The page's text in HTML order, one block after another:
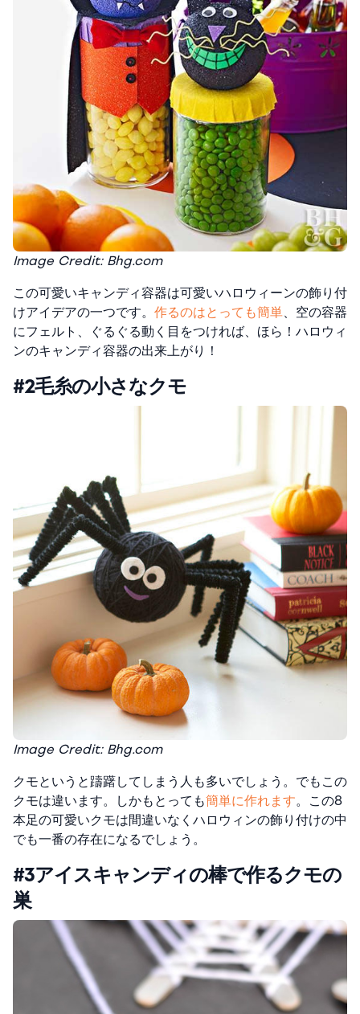
Image Credit: Bhg.com
この可愛いキャンディ容器は可愛いハロウィーンの飾り付
けアイデアの一つです。 作るのはとっても簡単、空の容器
にフェルト、ぐるぐる動く目をつければ、ほら！ハロウィ
ンのキャンディ容器の出来上がり！
#2毛糸の小さなクモ
Image Credit: Bhg.com
クモというと躊躇してしまう人も多いでしょう。でもこの
クモは違います。しかもとっても簡単に作れます。この8
本足の可愛いクモは間違いなくハロウィンの飾り付けの中
でも一番の存在になるでしょう。
#3アイスキャンディの棒で作るクモの
巣